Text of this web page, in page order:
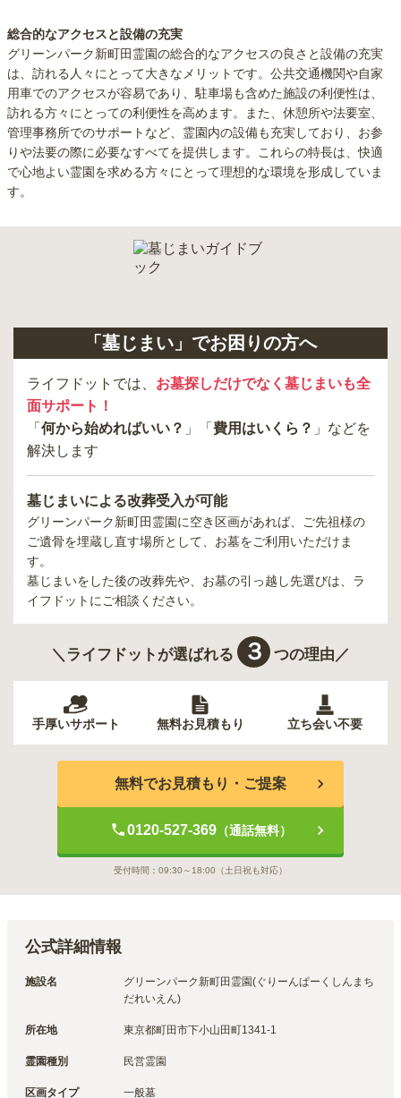
総合的なアクセスと設備の充実
グリーンパーク新町田霊園の総合的なアクセスの良さと設備の充実
は、訪れる人々にとって大きなメリットです。公共交通機関や自家
用車でのアクセスが容易であり、駐車場も含めた施設の利便性は、
訪れる方々にとっての利便性を高めます。また、休憩所や法要室、
管理事務所でのサポートなど、霊園内の設備も充実しており、お参
りや法要の際に必要なすべてを提供します。これらの特長は、快適
で心地よい霊園を求める方々にとって理想的な環境を形成していま
す。
「墓じまい」でお困りの方へ
ライフドットでは、 お墓探しだけでなく墓じまいも全
面サポート！
「 何から始めればいい？ 」「 費用はいくら？ 」などを
解決します
墓じまいによる改葬受入が可能
グリーンパーク新町田霊園に空き区画があれば、ご先祖様の
ご遺骨を埋蔵し直す場所として、お墓をご利用いただけま
す。
墓じまいをした後の改葬先や、お墓の引っ越し先選びは、ラ
イフドットにご相談ください。
＼ライフドットが選ばれる ３ つの理由／
手厚いサポート 無料お見積もり 立ち会い不要
無料でお見積もり・ご提案
0120-527-369（通話無料）
受付時間： 09:30～18:00 （土日祝も対応）
公式詳細情報
施設名
グリーンパーク新町田霊園(ぐりーんぱーくしんまち
だれいえん)
所在地 東京都町田市下小山田町1341-1
霊園種別 民営霊園
区画タイプ 一般墓